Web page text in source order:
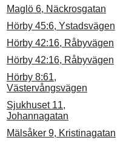
Maglö 6, Näckrosgatan
Hörby 45:6, Ystadsvägen
Hörby 42:16, Råbyvägen
Hörby 42:16, Råbyvägen
Hörby 8:61,
Västervångsvägen
Sjukhuset 11,
Johannagatan
Mälsåker 9, Kristinagatan